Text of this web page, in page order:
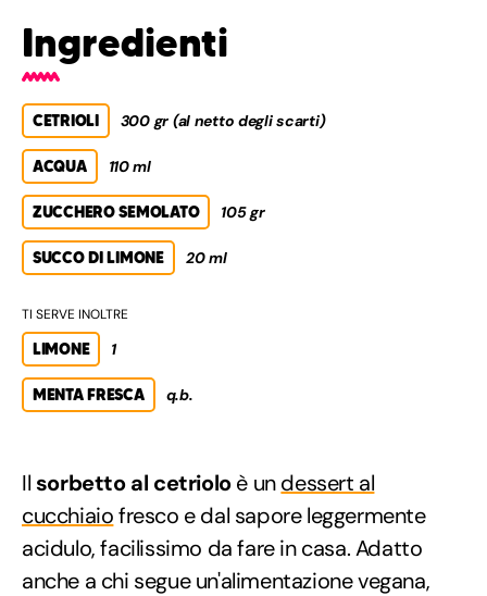
Ingredienti
CETRIOLI 300 gr (al netto degli scarti)
ACQUA 110 ml
ZUCCHERO SEMOLATO 105 gr
SUCCO DI LIMONE 20 ml
TI SERVE INOLTRE
LIMONE 1
MENTA FRESCA q.b.
Il sorbetto al cetrioloè undessert al
cucchiaiofresco e dal sapore leggermente
acidulo, facilissimo da fare in casa. Adatto
anche a chi segue un'alimentazione vegana,